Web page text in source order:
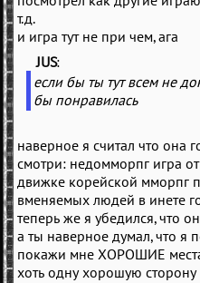
т.д.
и игра тут не при чем, ага
(JUS
если бы ты тут всем не
бы понравилась
наверное я считал что она
смотри: недомморпг игра
движке корейской мморпг
вменяемых людей в инете
теперь же я убедился, что
а ты наверное думал, что я
покажи мне ХОРОШИЕ
хоть одну хорошую сторону